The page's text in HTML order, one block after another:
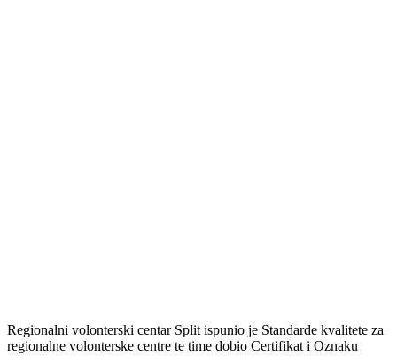
Regionalni volonterski centar Split ispunio je Standarde kvalitete za
regionalne volonterske centre te time dobio Certifikat i Oznaku